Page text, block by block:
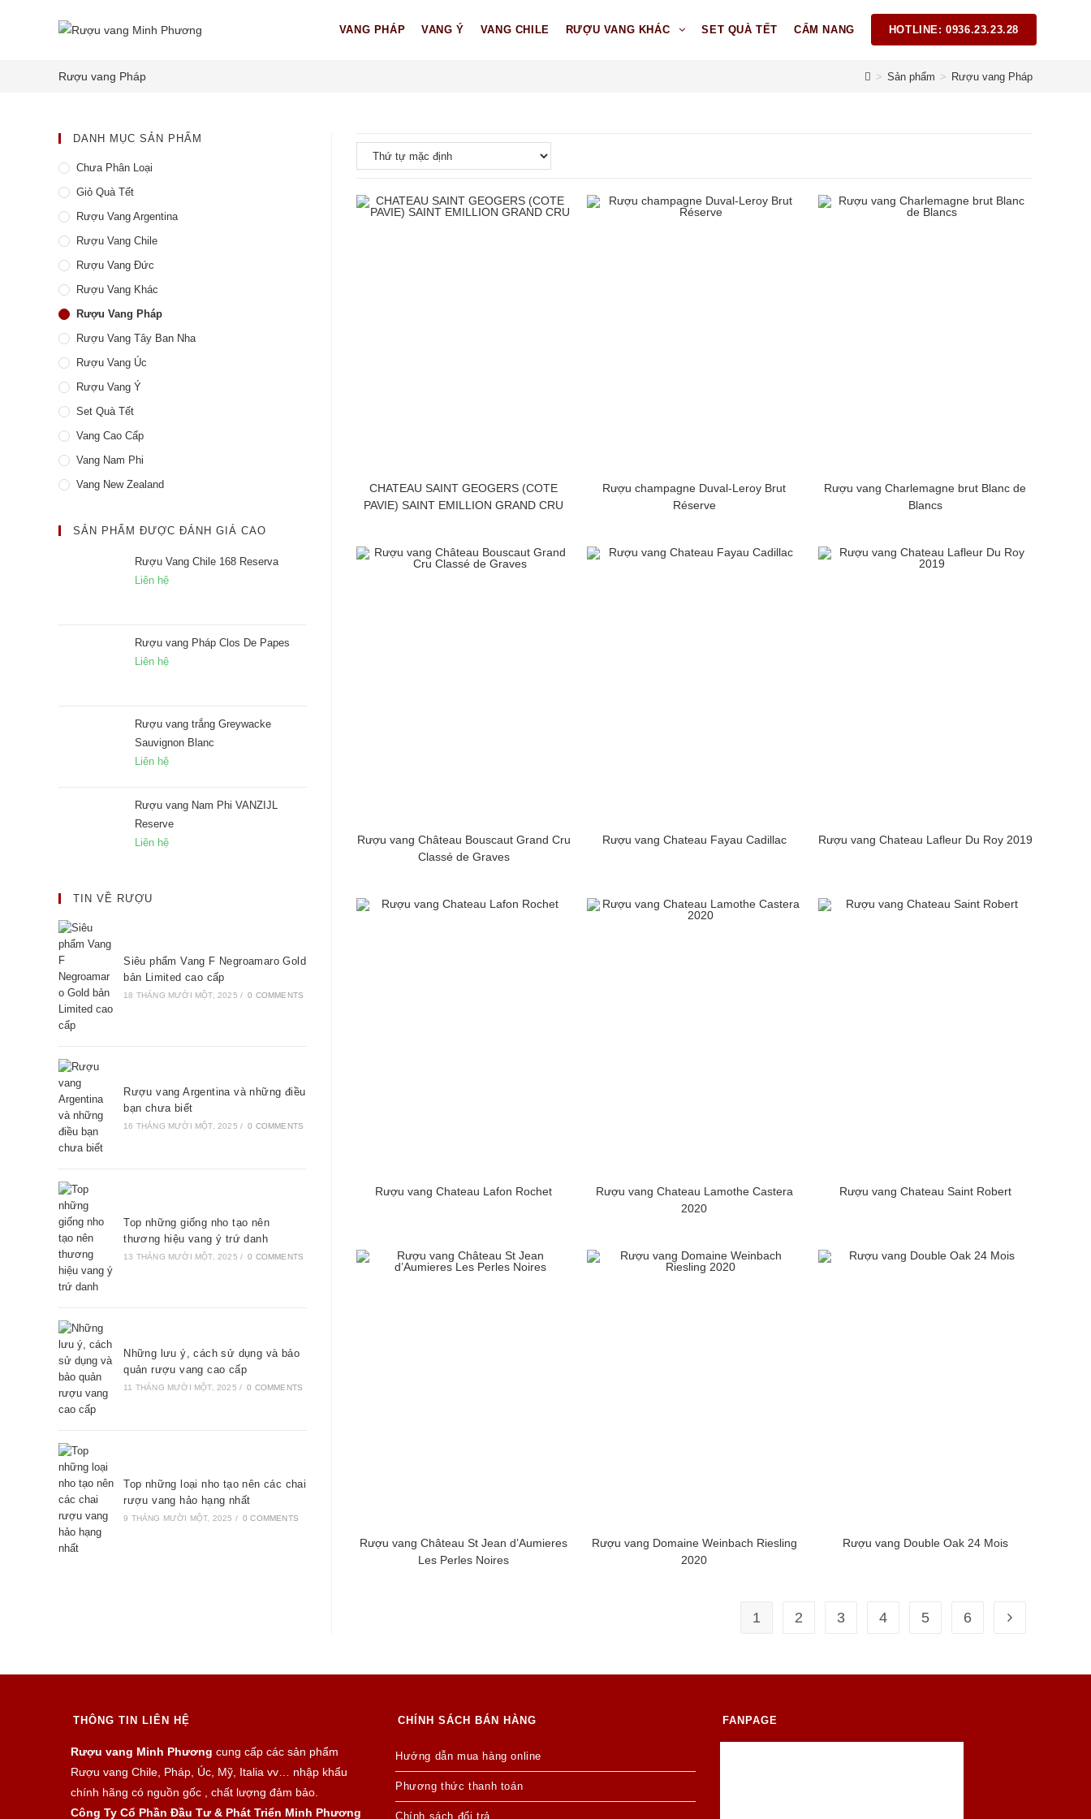
VANG PHÁP VANG Ý VANG CHILE RƯỢU VANG KHÁC SET QUÀ TẾT CẨM NANG HOTLINE: 0936.23.23.28
Rượu vang Pháp > Sản phẩm > Rượu vang Pháp
CHATEAU SAINT GEOGERS (COTE
PAVIE) SAINT EMILLION GRAND CRU
Rượu champagne Duval-Leroy Brut
Réserve
Rượu vang Charlemagne brut Blanc de
Blancs
Rượu vang Château Bouscaut Grand Cru
Classé de Graves
Rượu vang Chateau Fayau Cadillac Rượu vang Chateau Lafleur Du Roy 2019
Rượu vang Chateau Lafon Rochet
Rượu vang Chateau Lamothe Castera
2020
Rượu vang Chateau Saint Robert
Rượu vang Château St Jean d’Aumieres
Les Perles Noires
Rượu vang Domaine Weinbach Riesling
2020
Rượu vang Double Oak 24 Mois
1 2 3 4 5 6
DANH MỤC SẢN PHẨM
Chưa Phân Loại
Giỏ Quà Tết
Rượu Vang Argentina
Rượu Vang Chile
Rượu Vang Đức
Rượu Vang Khác
Rượu Vang Pháp
Rượu Vang Tây Ban Nha
Rượu Vang Úc
Rượu Vang Ý
Set Quà Tết
Vang Cao Cấp
Vang Nam Phi
Vang New Zealand
SẢN PHẨM ĐƯỢC ĐÁNH GIÁ CAO
Rượu Vang Chile 168 Reserva
Liên hệ
Rượu vang Pháp Clos De Papes
Liên hệ
Rượu vang trắng Greywacke
Sauvignon Blanc
Liên hệ
Rượu vang Nam Phi VANZIJL
Reserve
Liên hệ
TIN VỀ RƯỢU
Siêu phẩm Vang F Negroamaro Gold
bản Limited cao cấp
18 THÁNG MƯỜI MỘT, 2025 / 0 COMMENTS
Rượu vang Argentina và những điều
bạn chưa biết
16 THÁNG MƯỜI MỘT, 2025 / 0 COMMENTS
Top những giống nho tạo nên
thương hiệu vang ý trứ danh
13 THÁNG MƯỜI MỘT, 2025 / 0 COMMENTS
Những lưu ý, cách sử dụng và bảo
quản rượu vang cao cấp
11 THÁNG MƯỜI MỘT, 2025 / 0 COMMENTS
Top những loại nho tạo nên các chai
rượu vang hảo hạng nhất
9 THÁNG MƯỜI MỘT, 2025 / 0 COMMENTS
THÔNG TIN LIÊN HỆ
Rượu vang Minh Phương cung cấp các sản phẩm
Rượu vang Chile, Pháp, Úc, Mỹ, Italia vv… nhập khẩu
chính hãng có nguồn gốc , chất lượng đảm bảo.
Công Ty Cổ Phần Đầu Tư & Phát Triển Minh Phương
CHÍNH SÁCH BÁN HÀNG
Hướng dẫn mua hàng online
Phương thức thanh toán
Chính sách đổi trả
FANPAGE